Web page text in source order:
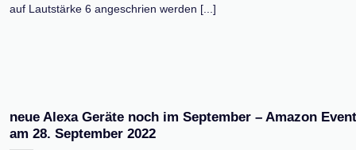
auf Lautstärke 6 angeschrien werden [...]
neue Alexa Geräte noch im September – Amazon Event
am 28. September 2022